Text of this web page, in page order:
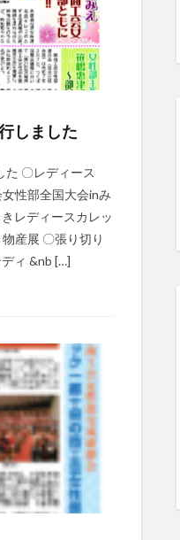
しました
た 〇レディース
性部全国大会inみ
レディースカレッ
産展 〇張り切り
ィ &nb […]